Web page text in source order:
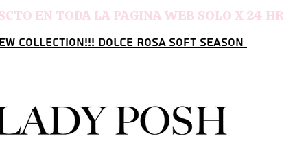
EN TODA LA PAGINA WEB SOLO X 24 HR
COLLECTION!!! DOLCE ROSA SOFT SEASON